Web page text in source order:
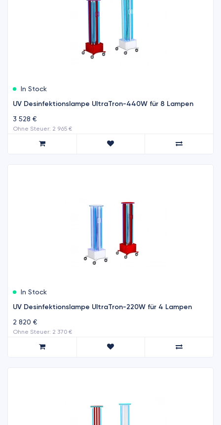
In Stock
UV Desinfektionslampe UltraTron-440W für 8 Lampen
3 528 €
Ohne Steuer: 2 965 €
In Stock
UV Desinfektionslampe UltraTron-220W für 4 Lampen
2 820 €
Ohne Steuer: 2 370 €